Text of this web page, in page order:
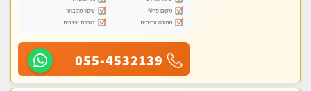
מקום פרטי
עיסוי מקצועי
תמונה אמיתית
דוברת עיברית
055-4532139